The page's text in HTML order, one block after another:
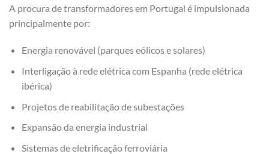
A procura de transformadores em Portugal é impulsionada
principalmente por:
Energia renovável (parques eólicos e solares)
Interligação à rede elétrica com Espanha (rede elétrica
ibérica)
Projetos de reabilitação de subestações
Expansão da energia industrial
Sistemas de eletrificação ferroviária